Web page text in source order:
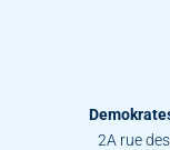
2A rue